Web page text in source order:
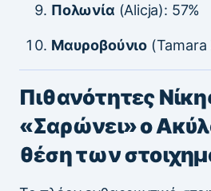
Πολωνία (Alicja): 57%
Μαυροβούνιο
Πιθανότητες
«Σαρώνει» ο
θέση των